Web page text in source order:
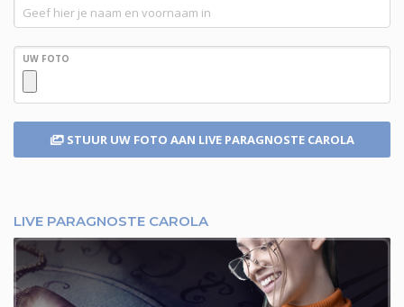
UW FOTO
STUUR UW FOTO AAN LIVE PARAGNOSTE CAROLA
LIVE PARAGNOSTE CAROLA